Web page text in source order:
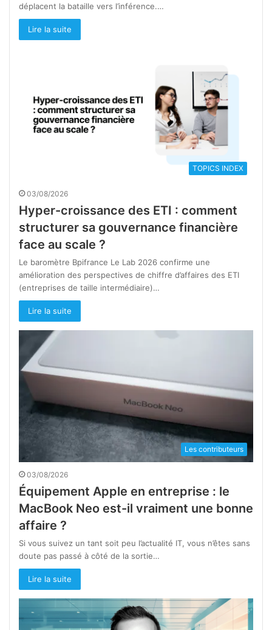
déplacent la bataille vers l’inférence.…
Lire la suite
TOPICS INDEX
03/08/2026
Hyper-croissance des ETI : comment
structurer sa gouvernance financière
face au scale ?
Le baromètre Bpifrance Le Lab 2026 confirme une
amélioration des perspectives de chiffre d’affaires des ETI
(entreprises de taille intermédiaire)…
Lire la suite
Les contributeurs
03/08/2026
Équipement Apple en entreprise : le
MacBook Neo est-il vraiment une bonne
affaire ?
Si vous suivez un tant soit peu l’actualité IT, vous n’êtes sans
doute pas passé à côté de la sortie…
Lire la suite